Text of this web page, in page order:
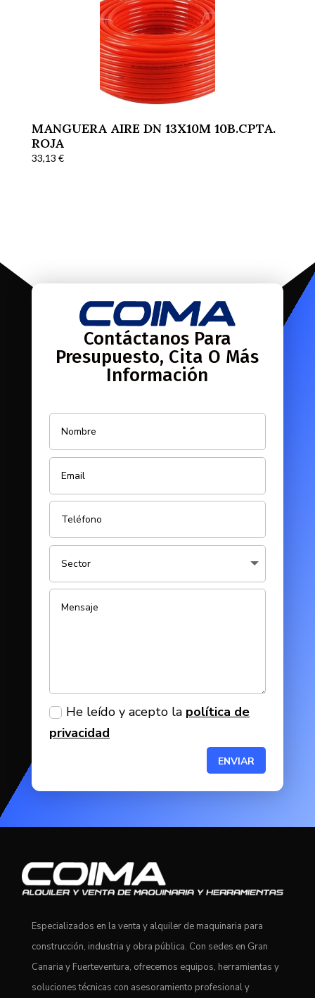
MANGUERA AIRE DN 13X10M 10B.CPTA.
ROJA
33,13 €
Contáctanos Para
Presupuesto, Cita O Más
Información
He leído y acepto la política de
privacidad
ENVIAR
Especializados en la venta y alquiler de maquinaria para
construcción, industria y obra pública. Con sedes en Gran
Canaria y Fuerteventura, ofrecemos equipos, herramientas y
soluciones técnicas con asesoramiento profesional y